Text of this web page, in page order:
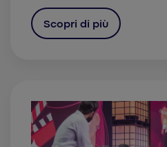
Scopri di più